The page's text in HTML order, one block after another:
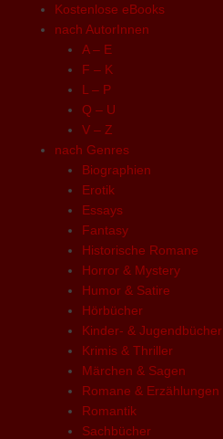
Kostenlose eBooks
nach AutorInnen
A – E
F – K
L – P
Q – U
V – Z
nach Genres
Biographien
Erotik
Essays
Fantasy
Historische Romane
Horror & Mystery
Humor & Satire
Hörbücher
Kinder- & Jugendbücher
Krimis & Thriller
Märchen & Sagen
Romane & Erzählungen
Romantik
Sachbücher